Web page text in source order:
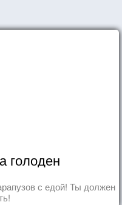
голоден
с едой! Ты должен